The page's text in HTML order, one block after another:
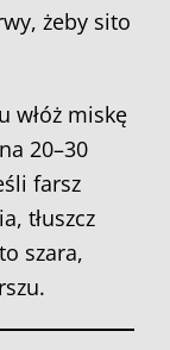
żeby sito
włóż miskę
20–30
farsz
tłuszcz
szara,